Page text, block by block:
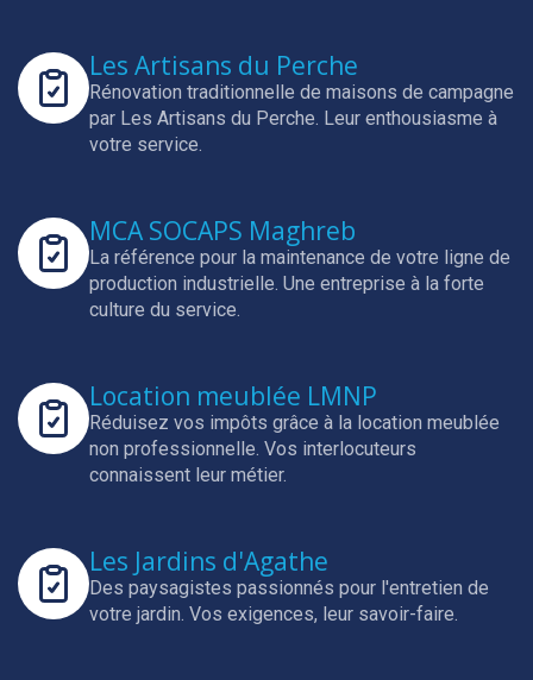
Les Artisans du Perche
Rénovation traditionnelle de maisons de campagne
par Les Artisans du Perche. Leur enthousiasme à
votre service.
MCA SOCAPS Maghreb
La référence pour la maintenance de votre ligne de
production industrielle. Une entreprise à la forte
culture du service.
Location meublée LMNP
Réduisez vos impôts grâce à la location meublée
non professionnelle. Vos interlocuteurs
connaissent leur métier.
Les Jardins d'Agathe
Des paysagistes passionnés pour l'entretien de
votre jardin. Vos exigences, leur savoir-faire.